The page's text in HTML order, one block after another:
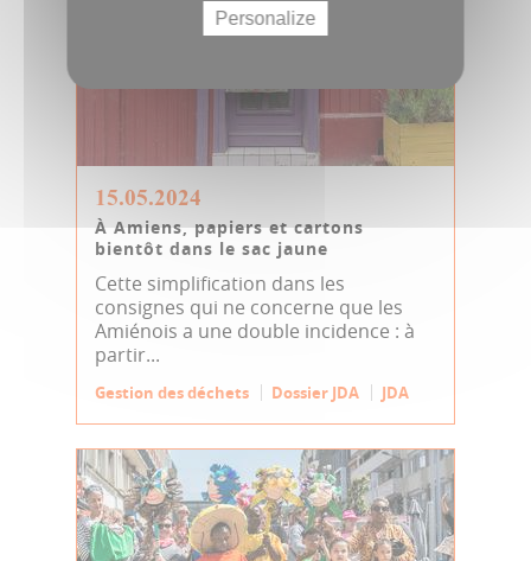
15.05.2024
À Amiens, papiers et cartons
bientôt dans le sac jaune
Cette simplification dans les
consignes qui ne concerne que les
Amiénois a une double incidence : à
partir...
Gestion des déchets Dossier JDA JDA
Personalize